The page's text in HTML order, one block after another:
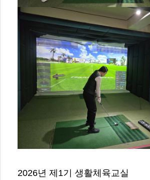
2026년 제1기 생활체육교실